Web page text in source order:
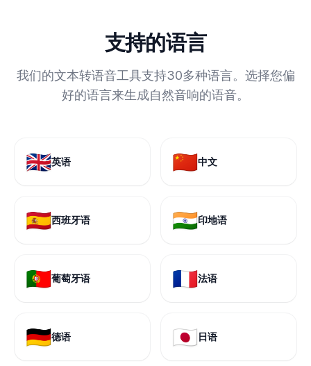
支持的语言
我们的文本转语音工具支持30多种语言。选择您偏
好的语言来生成自然音响的语音。
🇬🇧英语 🇨🇳中文
🇪🇸西班牙语 🇮🇳印地语
🇵🇹葡萄牙语 🇫🇷法语
🇩🇪德语 🇯🇵日语